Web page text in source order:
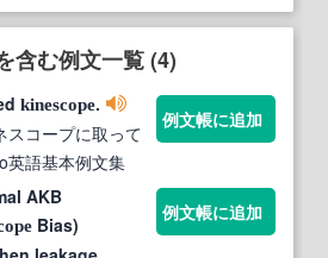
含む例文一覧 (4)
kinescope.
スコープに取って
英語基本例文集
例文帳に追加
AKB
Bias)
例文帳に追加